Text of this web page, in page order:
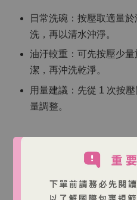
日常洗碗：按壓取適量
洗，再以清水沖淨。
油汙較重：可先按壓少
潔，再沖洗乾淨。
用量建議：先從 1 次按
量調整。
【注意事項】